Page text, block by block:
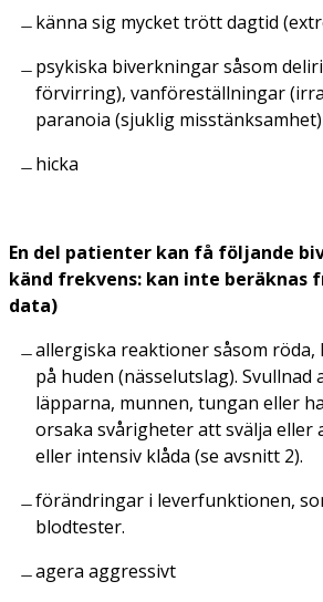
känna sig mycket trött dagtid
psykiska biverkningar såsom
förvirring), vanföreställningar
paranoia (sjuklig misstänksamhet)
hicka
En del patienter kan få följande
känd frekvens: kan inte beräknas
data)
allergiska reaktioner såsom röda,
på huden (nässelutslag). Svullnad
läpparna, munnen, tungan eller
orsaka svårigheter att svälja eller
eller intensiv klåda (se avsnitt 2).
förändringar i leverfunktionen,
blodtester.
agera aggressivt